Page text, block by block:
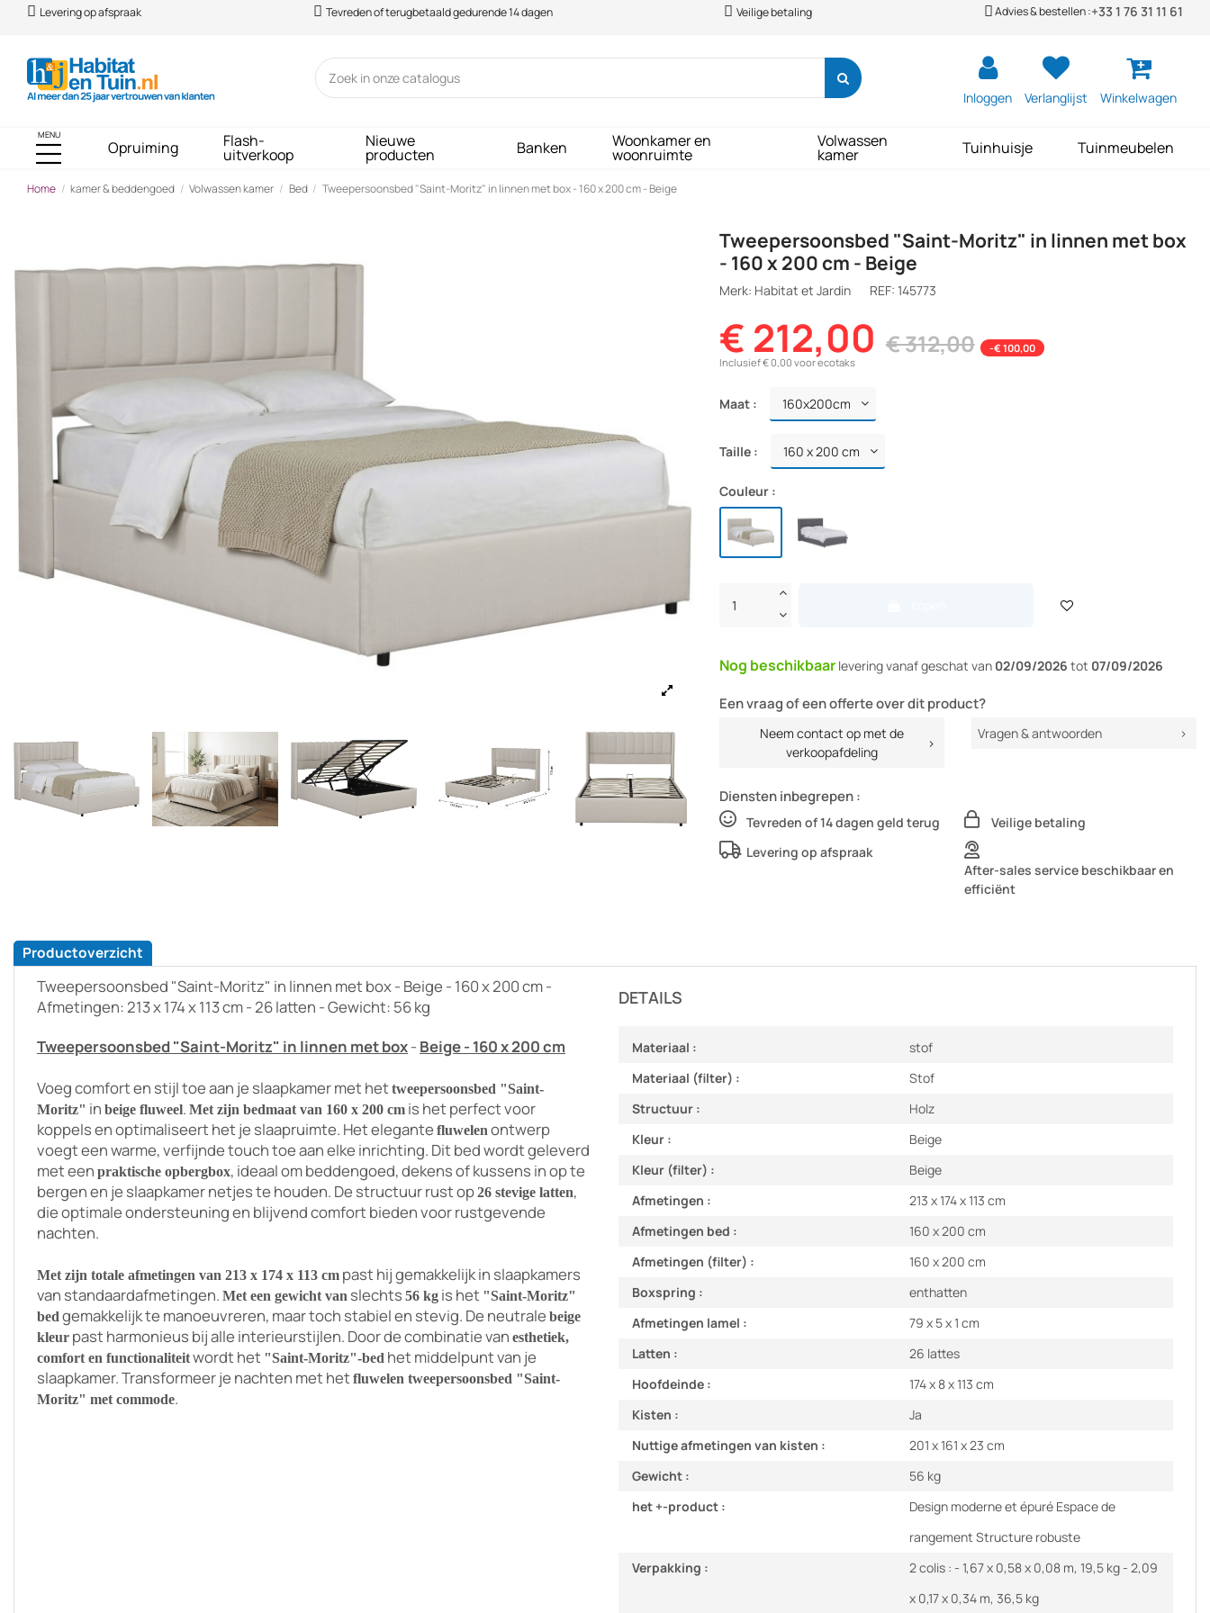
Levering op afspraak Tevreden of terugbetaald gedurende 14 dagen Veilige betaling Advies & bestellen :+33 1 76 31 11 61
Inloggen Verlanglijst Winkelwagen
MENU
Opruiming Flash-
uitverkoop
Nieuwe
producten Banken Woonkamer en
woonruimte
Volwassen
kamer Tuinhuisje Tuinmeubelen
Home kamer & beddengoed Volwassen kamer Bed Tweepersoonsbed "Saint-Moritz" in linnen met box - 160 x 200 cm - Beige
Tweepersoonsbed "Saint-Moritz" in linnen met box
- 160 x 200 cm - Beige
Merk: Habitat et Jardin REF: 145773
€ 212,00 € 312,00
-€ 100,00
Inclusief € 0,00 voor ecotaks
Maat :
Taille :
Couleur :
Nog beschikbaar levering vanafgeschat van 02/09/2026 tot 07/09/2026
Een vraag of een offerte over dit product?
Neem contact op met de
verkoopafdeling
Vragen & antwoorden
Diensten inbegrepen :
Tevreden of 14 dagen geld terug
Veilige betaling
Levering op afspraak
After-sales service beschikbaar en
efficiënt
Productoverzicht
Tweepersoonsbed "Saint-Moritz" in linnen met box - Beige - 160 x 200 cm -
Afmetingen: 213 x 174 x 113 cm - 26 latten - Gewicht: 56 kg
Tweepersoonsbed "Saint-Moritz" in linnen met box- Beige - 160 x 200 cm
Voeg comfort en stijl toe aan je slaapkamer met het tweepersoonsbed "Saint-
Moritz" in beige fluweel. Met zijn bedmaat van 160 x 200 cm is het perfect voor
koppels en optimaliseert het je slaapruimte. Het elegante fluwelen ontwerp
voegt een warme, verfijnde touch toe aan elke inrichting. Dit bed wordt geleverd
met een praktische opbergbox, ideaal om beddengoed, dekens of kussens in op te
bergen en je slaapkamer netjes te houden. De structuur rust op26 stevige latten,
die optimale ondersteuning en blijvend comfort bieden voor rustgevende
nachten.
Met zijn totale afmetingen van 213 x 174 x 113 cm past hij gemakkelijk in slaapkamers
van standaardafmetingen. Met een gewicht van slechts 56 kg is het "Saint-Moritz"
bed gemakkelijk te manoeuvreren, maar toch stabiel en stevig. De neutrale beige
kleur past harmonieus bij alle interieurstijlen. Door de combinatie van esthetiek,
comfort en functionaliteitwordt het "Saint-Moritz"-bed het middelpunt van je
slaapkamer. Transformeer je nachten met het fluwelen tweepersoonsbed "Saint-
Moritz" met commode.
DETAILS
Materiaal :
stof
Materiaal (filter) :
Stof
Structuur :
Holz
Kleur :
Beige
Kleur (filter) :
Beige
Afmetingen :
213 x 174 x 113 cm
Afmetingen bed :
160 x 200 cm
Afmetingen (filter) :
160 x 200 cm
Boxspring :
enthatten
Afmetingen lamel :
79 x 5 x 1 cm
Latten :
26 lattes
Hoofdeinde :
174 x 8 x 113 cm
Kisten :
Ja
Nuttige afmetingen van kisten :
201 x 161 x 23 cm
Gewicht :
56 kg
het +-product :
Design moderne et épuré Espace de
rangement Structure robuste
Verpakking :
2 colis : - 1,67 x 0,58 x 0,08 m, 19,5 kg - 2,09
x 0,17 x 0,34 m, 36,5 kg